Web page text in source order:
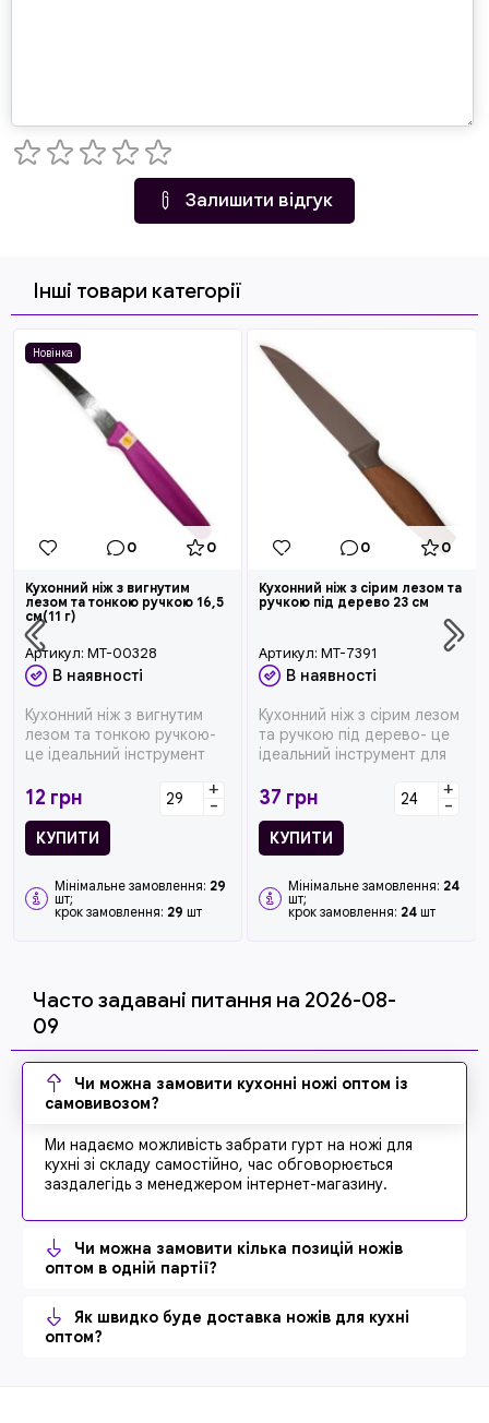
Залишити відгук
Інші товари категорії
Новінка
0 0
Кухонний ніж з вигнутим
лезом та тонкою ручкою 16,5
см(11 г)
Артикул: MT-00328
В наявності
Кухонний ніж з вигнутим
лезом та тонкою ручкою-
це ідеальний інструмент
який ...
12 грн +
-
КУПИТИ
Мінімальне замовлення: 29
шт;
крок замовлення: 29 шт
0 0
Кухонний ніж з сірим лезом та
ручкою під дерево 23 см
Артикул: MT-7391
В наявності
Кухонний ніж з сірим лезом
та ручкою під дерево- це
ідеальний інструмент для
37 грн +
-
КУПИТИ
Мінімальне замовлення: 24
шт;
крок замовлення: 24 шт
Часто задавані питання на 2026-08-
09
Чи можна замовити кухонні ножі оптом із
самовивозом?
Ми надаємо можливість забрати гурт на ножі для
кухні зі складу самостійно, час обговорюється
заздалегідь з менеджером інтернет-магазину.
Чи можна замовити кілька позицій ножів
оптом в одній партії?
Як швидко буде доставка ножів для кухні
оптом?